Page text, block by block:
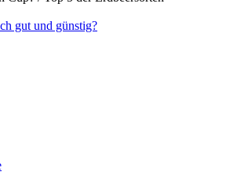
gut und günstig?